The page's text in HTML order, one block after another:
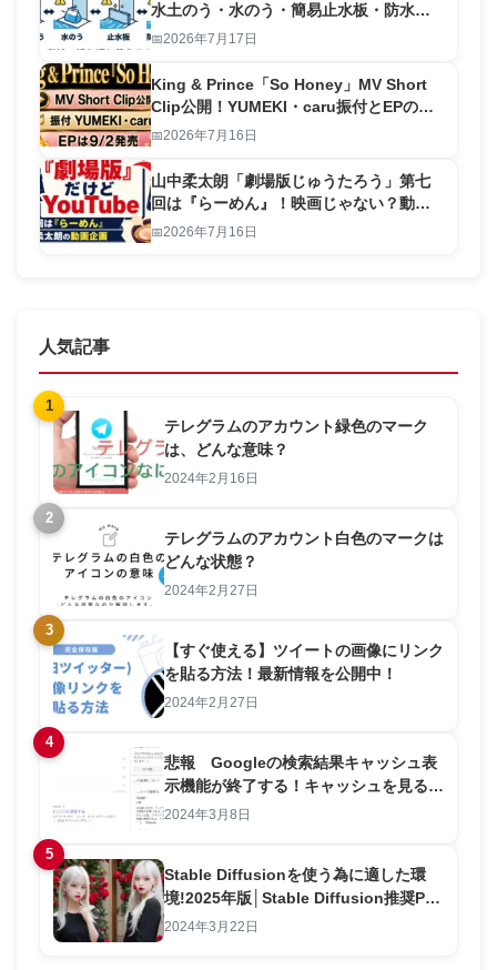
水土のう・水のう・簡易止水板・防水テ
ープを比較
2026年7月17日
King & Prince「So Honey」MV Short
Clip公開！YUMEKI・caru振付とEPの見
どころ
2026年7月16日
山中柔太朗「劇場版じゅうたろう」第七
回は『らーめん』！映画じゃない？動画
の見どころ
2026年7月16日
人気記事
1
テレグラムのアカウント緑色のマーク
は、どんな意味？
2024年2月16日
2
テレグラムのアカウント白色のマークは
どんな状態？
2024年2月27日
3
【すぐ使える】ツイートの画像にリンク
を貼る方法！最新情報を公開中！
2024年2月27日
4
悲報 Googleの検索結果キャッシュ表
示機能が終了する！キャッシュを見る方
法を解説します。
2024年3月8日
5
Stable Diffusionを使う為に適した環
境!2025年版│Stable Diffusion推奨PC
スペック解説
2024年3月22日